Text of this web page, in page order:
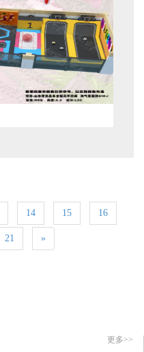
14 15 16
21 »
更多>>